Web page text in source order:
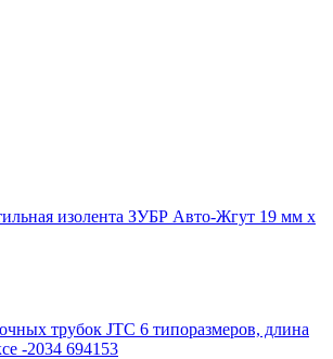
изолента ЗУБР Авто-Жгут 19 мм х